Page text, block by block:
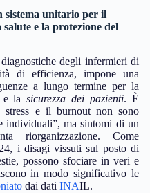
sistema unitario per il
salute e la protezione del
degli infermieri di
di efficienza, impone una
a lungo termine per la
lasicurezza dei pazienti. È
stress e il burnout non sono
individuali”, ma sintomi di un
riorganizzazione. Come
i disagi vissuti sul posto di
possono sfociare in veri e
in modo significativo le
dai dati INAIL.